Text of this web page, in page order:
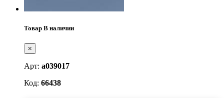
Товар В наличии
×
Арт: a039017
Код: 66438